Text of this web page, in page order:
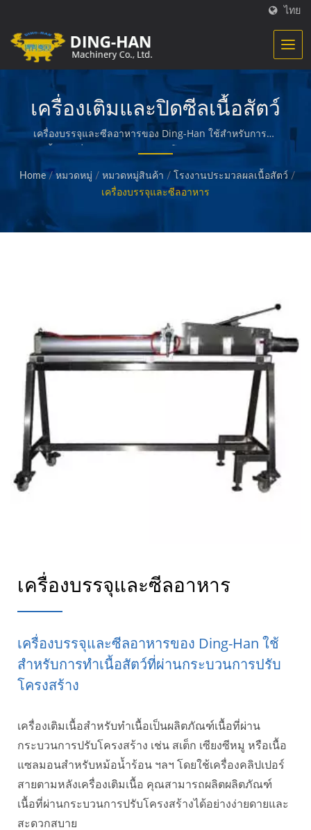
ไทย
เครื่องเติมและปิดซีลเนื้อสัตว์
เครื่องบรรจุและซีลอาหารของ Ding-Han ใช้สำหรับการทำ
เนื้อสัตว์ที่ผ่านกระบวนการปรับโครงสร้าง / Ding-Han
เชี่ยวชาญในการผลิตเครื่องจักรสำหรับการประมวลผลอาหาร
เราออกแบบ วิศวกรรม และสร้างเครื่องจักรที่ใช้ในการสร้าง
และบรรจุอาหารที่เตรียมไว้ เช่น เนื้อสัตว์ที่ปรุงแล้ว ผัก และ
อาหารทะเล ฟรายส์ ขนมปังทอดและอบ และอาหารคุณภาพ
อื่น ๆ
Home / หมวดหมู่ / หมวดหมู่สินค้า / โรงงานประมวลผลเนื้อสัตว์ /
เครื่องบรรจุและซีลอาหาร
เครื่องบรรจุและซีลอาหาร
เครื่องบรรจุและซีลอาหารของ Ding-Han ใช้
สำหรับการทำเนื้อสัตว์ที่ผ่านกระบวนการปรับ
โครงสร้าง
เครื่องเติมเนื้อสำหรับทำเนื้อเป็นผลิตภัณฑ์เนื้อที่ผ่าน
กระบวนการปรับโครงสร้าง เช่น สเต็ก เซียงซีหมู หรือเนื้อ
แซลมอนสำหรับหม้อน้ำร้อน ฯลฯ โดยใช้เครื่องคลิปเปอร์
สายตามหลังเครื่องเติมเนื้อ คุณสามารถผลิตผลิตภัณฑ์
เนื้อที่ผ่านกระบวนการปรับโครงสร้างได้อย่างง่ายดายและ
สะดวกสบาย